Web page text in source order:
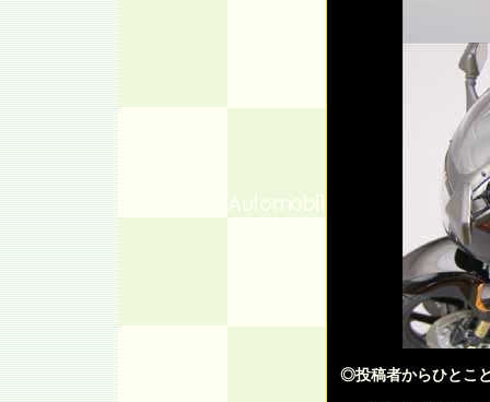
◎投稿者からひとこ